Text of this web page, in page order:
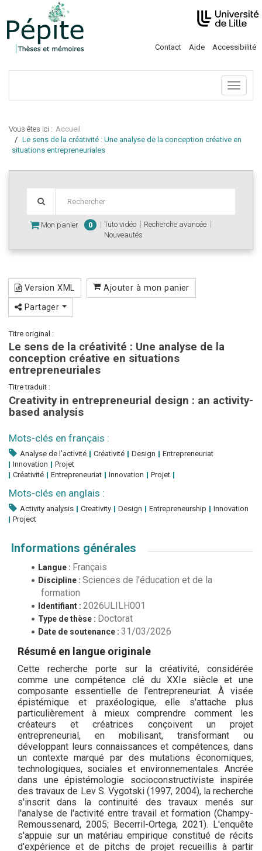
Contact Aide Accessibilité
Menu
Vous êtes ici : Accueil
Le sens de la créativité : Une analyse de la conception créative en
situations entrepreneuriales
Mon panier 0 Tuto vidéo
Recherche avancée
Nouveautés
Version XML Ajouter à mon panier
Partager
Titre original :
Le sens de la créativité : Une analyse de la
conception créative en situations
entrepreneuriales
Titre traduit :
Creativity in entrepreneurial design : an activity-
based analysis
Mots-clés en français :
Analyse de l'activité Créativité Design
Entrepreneuriat
Innovation
Projet
Créativité
Entrepreneuriat Innovation Projet
Mots-clés en anglais :
Activity analysis Creativity Design Entrepreneurship
Innovation
Project
Informations générales
Langue : Français
Discipline : Sciences de l'éducation et de la
formation
Identifiant : 2026ULILH001
Type de thèse : Doctorat
Date de soutenance : 31/03/2026
Résumé en langue originale
Cette recherche porte sur la créativité, considérée
comme une compétence clé du XXIe siècle et une
composante essentielle de l'entrepreneuriat. À visée
épistémique et praxéologique, elle s'attache plus
particulièrement à mieux comprendre comment les
créateurs et créatrices conçoivent un projet
entrepreneurial, en mobilisant, transformant ou
développant leurs connaissances et compétences, dans
un contexte marqué par des mutations économiques,
technologiques, sociales et environnementales. Ancrée
dans une épistémologie socioconstructiviste inspirée
des travaux de Lev S. Vygotski (1997, 2004), la recherche
s'inscrit dans la continuité des travaux menés sur
l'analyse de l'activité entre travail et formation (Champy-
Remoussenard, 2005; Becerril-Ortega, 2021). L'enquête
s'appuie sur un matériau empirique constitué de récits
d'expérience et de pitchs de projet recueillis à partir